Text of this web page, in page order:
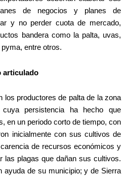
de negocios y planes de
y no perder cuota de mercado,
bandera como la palta, uvas,
entre otros.
articulado
los productores de palta de la zona
persistencia ha hecho que
en un periodo corto de tiempo, con
inicialmente con sus cultivos de
de recursos económicos y
las plagas que dañan sus cultivos.
ayuda de su municipio; y de Sierra